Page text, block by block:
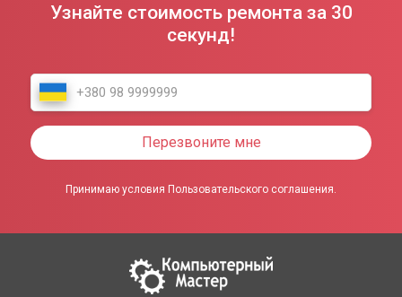
Узнайте стоимость ремонта за 30
секунд!
Перезвоните мне
Принимаю условия Пользовательского соглашения.